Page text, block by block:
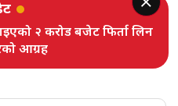
२ करोड बजेट फिर्ता लिन
आग्रह